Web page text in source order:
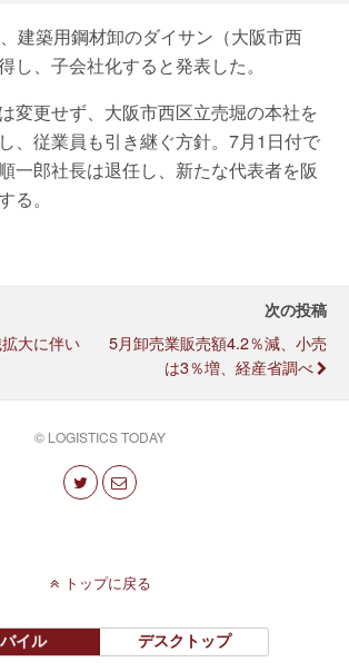
建築用鋼材卸のダイサン（大阪市西
し、子会社化すると発表した。
変更せず、大阪市西区立売堀の本社を
、従業員も引き継ぐ方針。7月1日付で
一郎社長は退任し、新たな代表者を阪
る。
大に伴い
次の投稿
5月卸売業販売額4.2％減、小売
は3％増、経産省調べ
© LOGISTICS TODAY
トップに戻る
イル デスクトップ